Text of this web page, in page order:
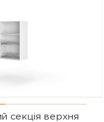
секцiя верхня